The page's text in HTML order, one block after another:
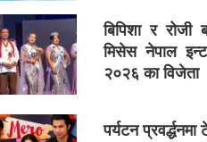
बिपिशा र रोजी
मिसेस नेपाल
२०२६ का विजेता
पर्यटन प्रवर्द्धनमा